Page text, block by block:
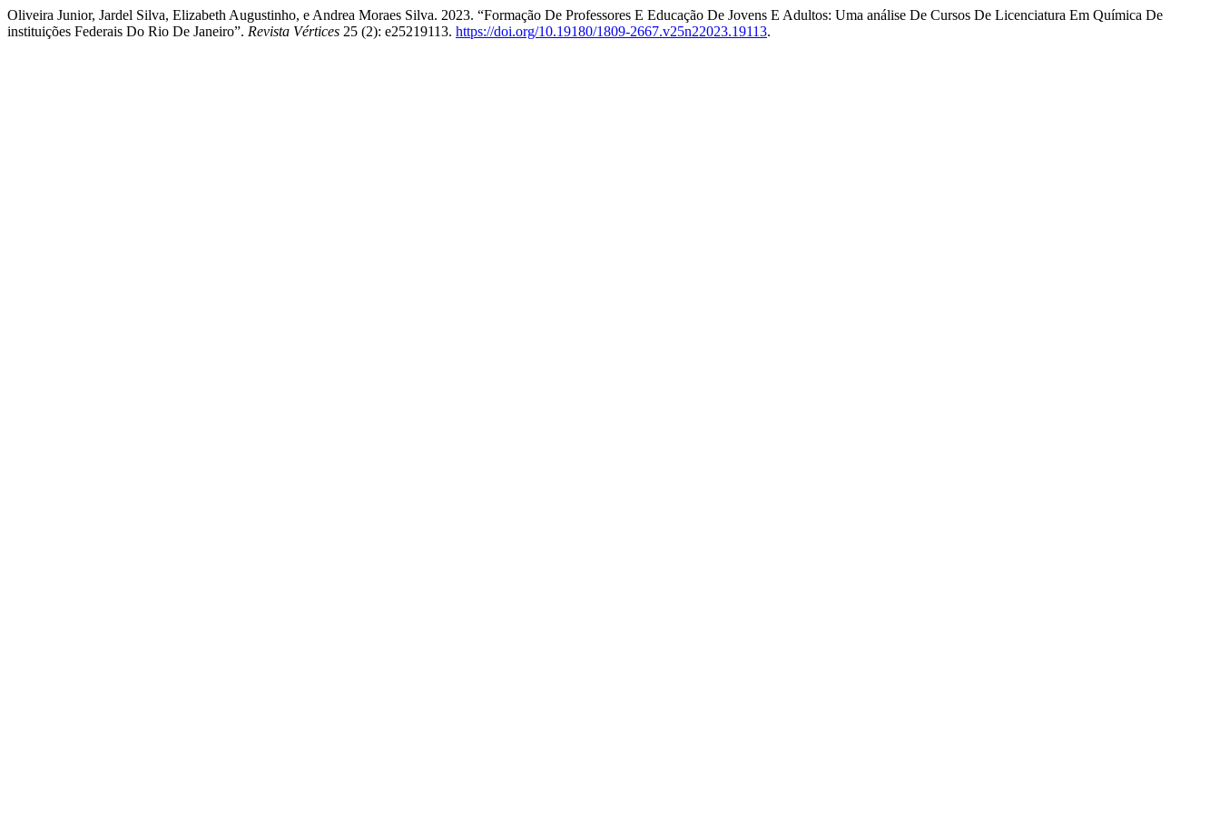
Oliveira Junior, Jardel Silva, Elizabeth Augustinho, e Andrea Moraes Silva. 2023. “Formação De Professores E Educação De Jovens E Adultos: Uma análise De Cursos De Licenciatura Em Química De
instituições Federais Do Rio De Janeiro”. Revista Vértices 25 (2): e25219113. https://doi.org/10.19180/1809-2667.v25n22023.19113.